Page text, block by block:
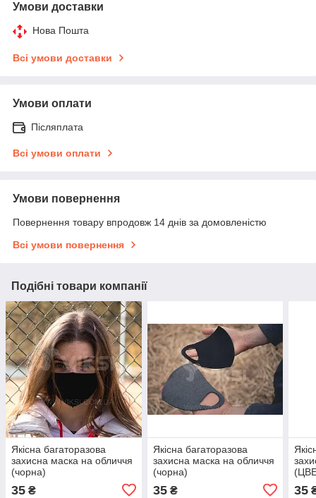
Умови доставки
Нова Пошта
Всі умови доставки
Умови оплати
Післяплата
Всі умови оплати
Умови повернення
Повернення товару впродовж 14 днів за домовленістю
Всі умови повернення
Подібні товари компанії
Якісна багаторазова
захисна маска на обличчя
(чорна)
35 ₴
Якісна багаторазова
захисна маска на обличчя
(чорна)
35₴ 35